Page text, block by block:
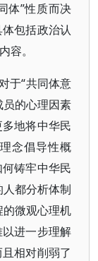
体”性质而决
包括政治认
容。
于“共同体意
的心理因素
地将中华民
念倡导性概
铸牢中华民
都分析体制
微观心理机
进一步理解
相对削弱了